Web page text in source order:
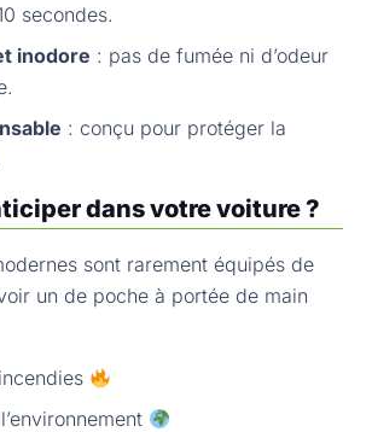
secondes.
inodore : pas de fumée ni d’odeur
: conçu pour protéger la
dans votre voiture ?
sont rarement équipés de
un de poche à portée de main